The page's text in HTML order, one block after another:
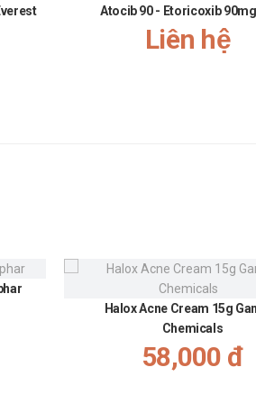
Atocib 90 - Etoricoxib 90mg
Liên hệ
Halox Acne Cream 15g
Chemicals
58,000 đ